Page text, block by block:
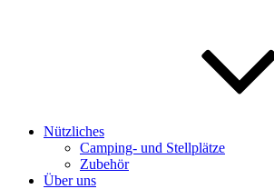
Nützliches
Camping- und Stellplätze
Zubehör
Über uns